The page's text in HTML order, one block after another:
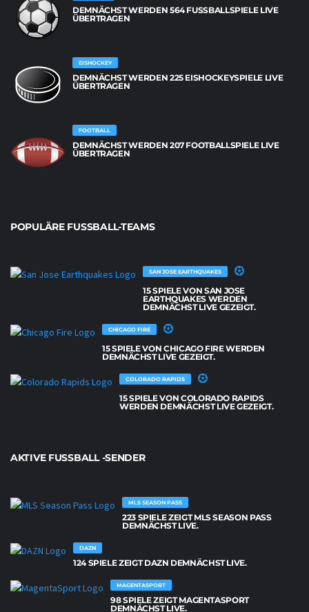
DEMNÄCHST WERDEN 564 FUSSBALLSPIELE LIVE Ü
BERTRAGEN
EISHOCKEY
DEMNÄCHST WERDEN 225 EISHOCKEYSPIELE LIVE
ÜBERTRAGEN
FOOTBALL
DEMNÄCHST WERDEN 207 FOOTBALLSPIELE LIVE
ÜBERTRAGEN
POPULÄRE FUSSBALL-TEAMS
SAN JOSE EARTHQUAKES
15 SPIELE VON SAN JOSE
EARTHQUAKES WERDEN
DEMNÄCHST LIVE GEZEIGT.
CHICAGO FIRE
15 SPIELE VON CHICAGO FIRE WERDEN
DEMNÄCHST LIVE GEZEIGT.
COLORADO RAPIDS
15 SPIELE VON COLORADO RAPIDS
WERDEN DEMNÄCHST LIVE GEZEIGT.
AKTIVE FUSSBALL -SENDER
MLS SEASON PASS
223 SPIELE ZEIGT MLS SEASON PASS
DEMNÄCHST LIVE.
DAZN
124 SPIELE ZEIGT DAZN DEMNÄCHST LIVE.
MAGENTASPORT
98 SPIELE ZEIGT MAGENTASPORT
DEMNÄCHST LIVE.